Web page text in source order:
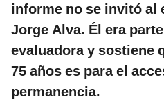
informe no se invitó al
Jorge Alva. Él era
evaluadora y sostiene
75 años es para el
permanencia.